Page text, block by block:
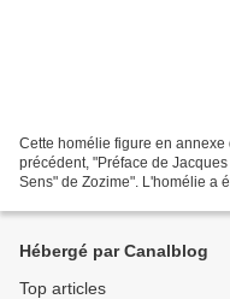
Cette homélie figure en
précédent, "Préface de
Sens" de Zozime". L'homélie a
Hébergé par Canalblog
Top articles